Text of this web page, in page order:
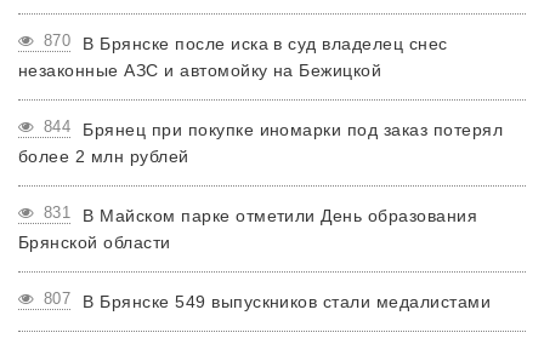
870
В Брянске после иска в суд владелец снес
незаконные АЗС и автомойку на Бежицкой
844
Брянец при покупке иномарки под заказ потерял
более 2 млн рублей
831
В Майском парке отметили День образования
Брянской области
807 В Брянске 549 выпускников стали медалистами